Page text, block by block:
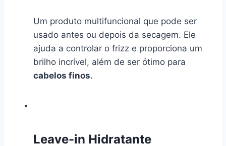
Um produto multifuncional que pode ser
usado antes ou depois da secagem. Ele
ajuda a controlar o frizz e proporciona um
brilho incrível, além de ser ótimo para
cabelos finos.
Leave-in Hidratante